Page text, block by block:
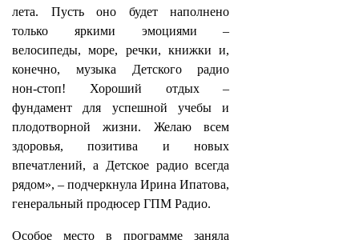
лета. Пусть оно будет наполнено
только яркими эмоциями –
велосипеды, море, речки, книжки и,
конечно, музыка Детского радио
нон‑стоп! Хороший отдых –
фундамент для успешной учебы и
плодотворной жизни. Желаю всем
здоровья, позитива и новых
впечатлений, а Детское радио всегда
рядом», – подчеркнула Ирина Ипатова,
генеральный продюсер ГПМ Радио.
Особое место в программе заняла